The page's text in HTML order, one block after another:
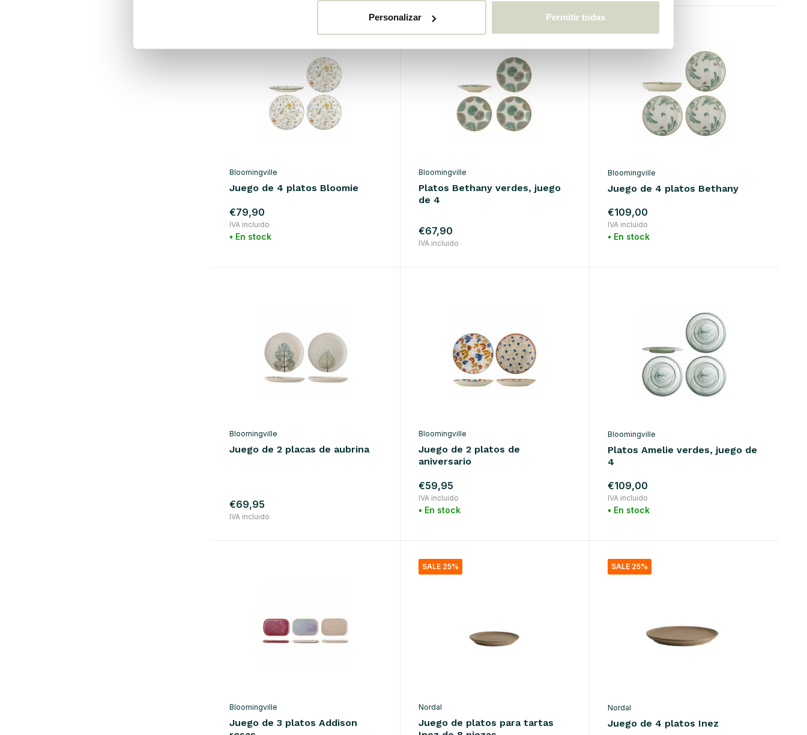
Personalizar Permitir todas
Bloomingville
Juego de 4 platos Bloomie
€79,90
IVA incluido
• En stock
Bloomingville
Platos Bethany verdes, juego
de 4
€67,90
IVA incluido
Bloomingville
Juego de 4 platos Bethany
€109,00
IVA incluido
• En stock
Bloomingville
Juego de 2 placas de aubrina
€69,95
IVA incluido
Bloomingville
Juego de 2 platos de
aniversario
€59,95
IVA incluido
• En stock
Bloomingville
Platos Amelie verdes, juego de
4
€109,00
IVA incluido
• En stock
Bloomingville
Juego de 3 platos Addison
SALE 25%
Nordal
Juego de platos para tartas
SALE 25%
Nordal
Juego de 4 platos Inez